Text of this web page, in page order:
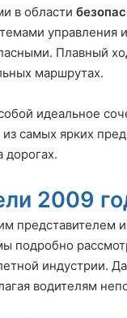
в области
управления
Плавный
маршрутах.
идеальное
самых ярких
дорогах.
2009
представителем
подробно
индустрии.
водителям